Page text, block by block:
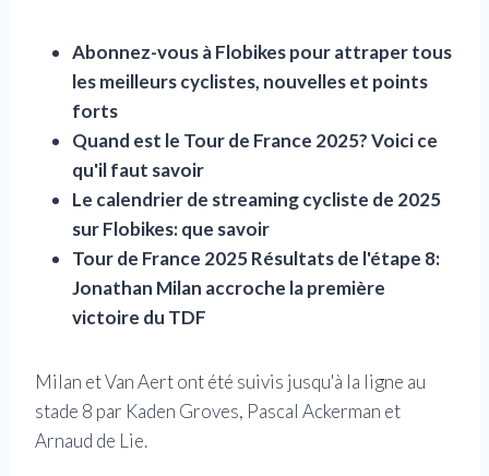
Abonnez-vous à Flobikes pour attraper tous
les meilleurs cyclistes, nouvelles et points
forts
Quand est le Tour de France 2025? Voici ce
qu'il faut savoir
Le calendrier de streaming cycliste de 2025
sur Flobikes: que savoir
Tour de France 2025 Résultats de l'étape 8:
Jonathan Milan accroche la première
victoire du TDF
Milan et Van Aert ont été suivis jusqu'à la ligne au
stade 8 par Kaden Groves, Pascal Ackerman et
Arnaud de Lie.